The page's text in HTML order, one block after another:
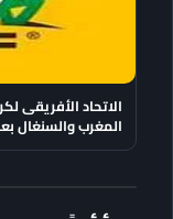
الاتحاد الأفريقى
المغرب والسنغال